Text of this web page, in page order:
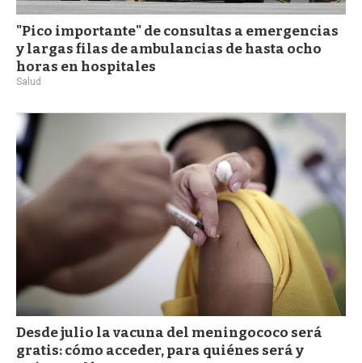
"Pico importante" de consultas a emergencias
y largas filas de ambulancias de hasta ocho
horas en hospitales
Salud
Desde julio la vacuna del meningococo será
gratis: cómo acceder, para quiénes será y